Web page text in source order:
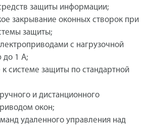
защиты информации;
закрывание оконных створок при
защиты;
с нагрузочной
до 1 А;
системе защиты по стандартной
и дистанционного
окон;
удаленного управления над